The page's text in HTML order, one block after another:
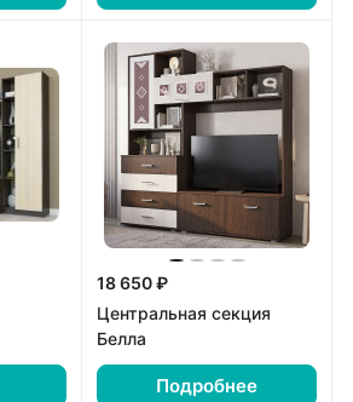
18 650 ₽
Центральная секция
Белла
Подробнее